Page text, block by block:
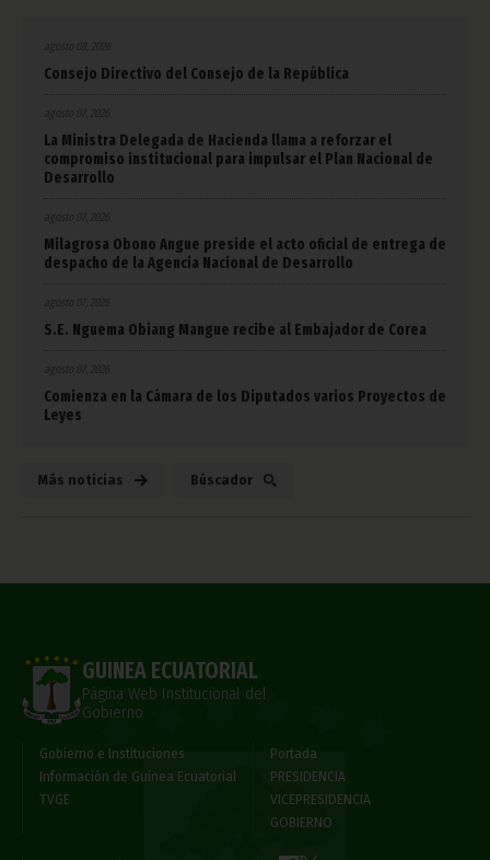
agosto 08, 2026
Consejo Directivo del Consejo de la República
agosto 07, 2026
La Ministra Delegada de Hacienda llama a reforzar el
compromiso institucional para impulsar el Plan Nacional de
Desarrollo
agosto 07, 2026
Milagrosa Obono Angue preside el acto oficial de entrega de
despacho de la Agencia Nacional de Desarrollo
agosto 07, 2026
S.E. Nguema Obiang Mangue recibe al Embajador de Corea
agosto 07, 2026
Comienza en la Cámara de los Diputados varios Proyectos de
Leyes
Más noticias Búscador
GUINEA ECUATORIAL
Página Web Institucional del
Gobierno
Gobierno e Instituciones
Información de Guinea Ecuatorial
TVGE
Portada
PRESIDENCIA
VICEPRESIDENCIA
GOBIERNO